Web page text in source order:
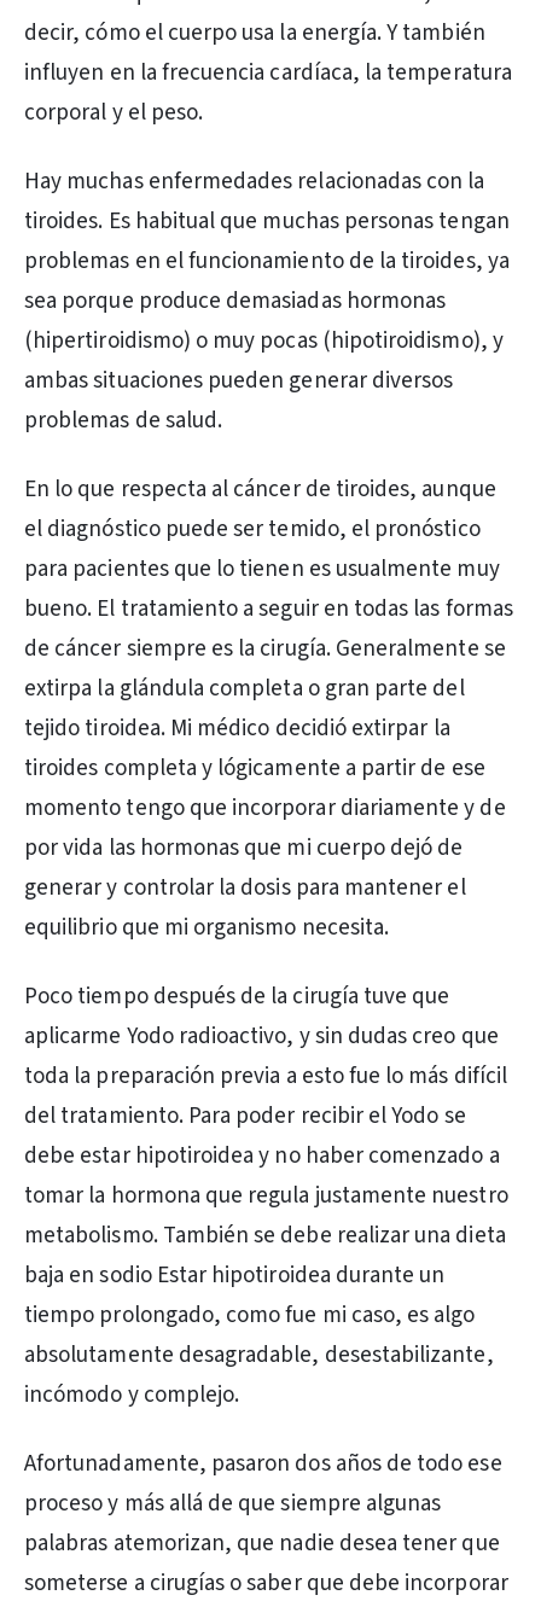
decir, cómo el cuerpo usa la energía. Y también
influyen en la frecuencia cardíaca, la temperatura
corporal y el peso.
Hay muchas enfermedades relacionadas con la
tiroides. Es habitual que muchas personas tengan
problemas en el funcionamiento de la tiroides, ya
sea porque produce demasiadas hormonas
(hipertiroidismo) o muy pocas (hipotiroidismo), y
ambas situaciones pueden generar diversos
problemas de salud.
En lo que respecta al cáncer de tiroides, aunque
el diagnóstico puede ser temido, el pronóstico
para pacientes que lo tienen es usualmente muy
bueno. El tratamiento a seguir en todas las formas
de cáncer siempre es la cirugía. Generalmente se
extirpa la glándula completa o gran parte del
tejido tiroidea. Mi médico decidió extirpar la
tiroides completa y lógicamente a partir de ese
momento tengo que incorporar diariamente y de
por vida las hormonas que mi cuerpo dejó de
generar y controlar la dosis para mantener el
equilibrio que mi organismo necesita.
Poco tiempo después de la cirugía tuve que
aplicarme Yodo radioactivo, y sin dudas creo que
toda la preparación previa a esto fue lo más difícil
del tratamiento. Para poder recibir el Yodo se
debe estar hipotiroidea y no haber comenzado a
tomar la hormona que regula justamente nuestro
metabolismo. También se debe realizar una dieta
baja en sodio Estar hipotiroidea durante un
tiempo prolongado, como fue mi caso, es algo
absolutamente desagradable, desestabilizante,
incómodo y complejo.
Afortunadamente, pasaron dos años de todo ese
proceso y más allá de que siempre algunas
palabras atemorizan, que nadie desea tener que
someterse a cirugías o saber que debe incorporar